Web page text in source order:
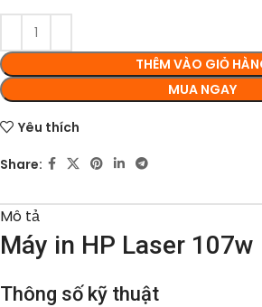
THÊM VÀO GIỎ
MUA NGAY
Yêu thích
Share:
Mô tả
Máy in HP Laser
Thông số kỹ thuật